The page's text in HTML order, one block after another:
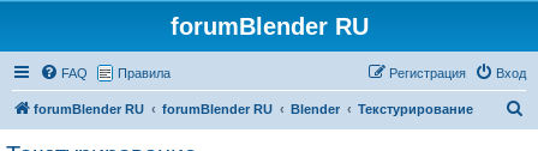
forumBlender RU
FAQ Правила Вход
Регистрация
forumBlender RU forumBlender RU Blender Текстурирование